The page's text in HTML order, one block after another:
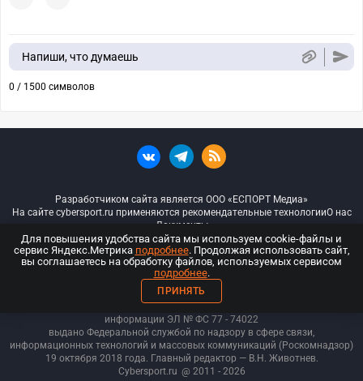
Напиши, что думаешь
0 / 1500 символов
Разработчиком сайта является ООО «ЕСПОРТ Медиа»
На сайте cybersport.ru применяются рекомендательные технологииО нас
Документы
© ООО «Киберспорт.ру» — Все права защищены
18+
ООО «Киберспорт.ру». Свидетельство о регистрации средств массовой
информации ЭЛ № ФС 77 - 74022
выдано Федеральной службой по надзору в сфере связи,
информационных технологий и массовых коммуникаций (Роскомнадзор)
19 октября 2018 года. Главный редактор — В.Н. Животнев.
Cybersport.ru @ 2011 - 2026
Для повышения удобства сайта мы используем cookie-файлы и
сервис Яндекс.Метрика подробнее. Продолжая использовать сайт,
вы соглашаетесь на обработку файлов, используемых сервисом
подробнее.
ПРИНЯТЬ